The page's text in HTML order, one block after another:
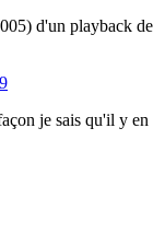
d'un playback de
je sais qu'il y en